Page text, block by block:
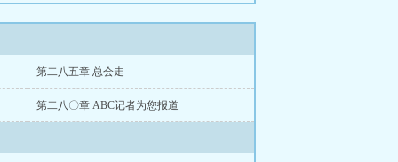
第二八五章 总会走
第二八〇章 ABC记者为您报道